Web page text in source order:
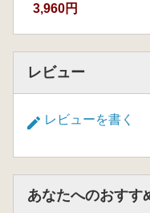
利遺跡—(副島蔵人)
仏教的な願いが
ふじ塚遺跡—(河
リレー連載・考
遺跡・遺物との対
3,960円
レビュー
レビューを書く
あなたへのおすす